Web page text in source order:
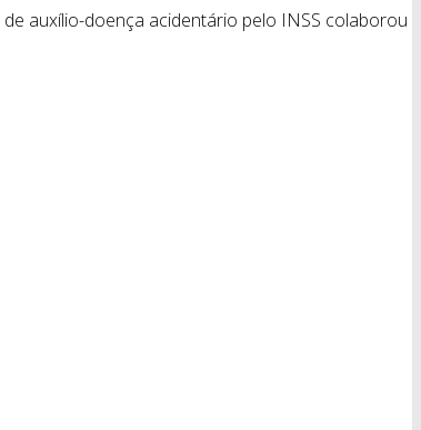
auxílio-doença acidentário pelo INSS colaborou